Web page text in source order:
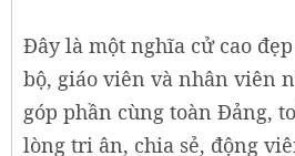
Đây là một nghĩa cử cao
bộ, giáo viên và nhân viên
góp phần cùng toàn Đảng,
lòng tri ân, chia sẻ, động